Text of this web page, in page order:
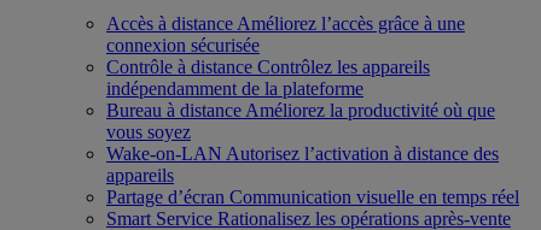
Accès à distance Améliorez l’accès grâce à une
connexion sécurisée
Contrôle à distance Contrôlez les appareils
indépendamment de la plateforme
Bureau à distance Améliorez la productivité où que
vous soyez
Wake-on-LAN Autorisez l’activation à distance des
appareils
Partage d’écran Communication visuelle en temps réel
Smart Service Rationalisez les opérations après-vente